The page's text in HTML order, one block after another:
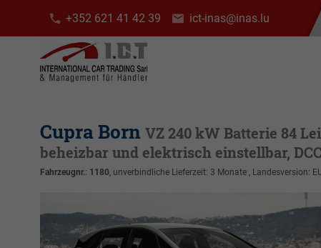
+352 621 41 42 39 ict-inas@inas.lu
Cupra Born VZ 240 kW Batterie 84
beheizbar und elektrisch einstellbar,
Fahrzeugnr.: 1180 , unverbindliche Lieferzeit: 3 Monate , Landesversion: